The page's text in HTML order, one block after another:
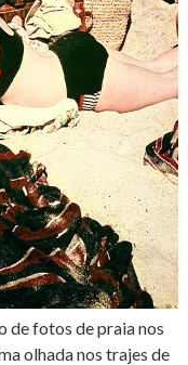
de fotos de praia nos
olhada nos trajes de